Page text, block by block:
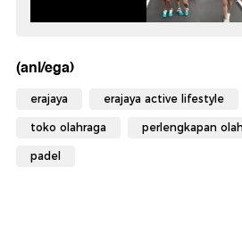
(anl/ega)
erajaya erajaya active lifestyle
toko olahraga perlengkapan
padel